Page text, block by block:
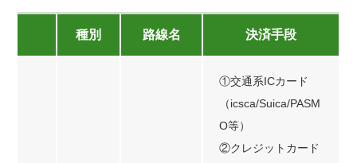
種別 路線名 決済手段
①交通系ICカード
（icsca/Suica/PASM
O等）
②クレジットカード